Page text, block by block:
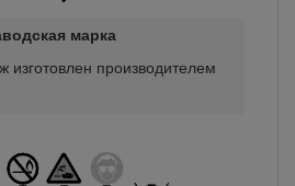
марка
изготовлен производителем